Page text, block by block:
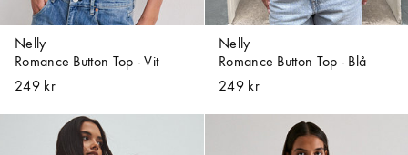
Nelly
Romance Button Top - Vit
249 kr
Nelly
Romance Button Top - Blå
249 kr